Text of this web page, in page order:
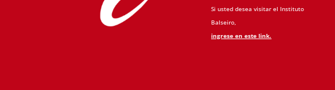
Si usted desea visitar el Instituto
Balseiro,
ingrese en este link.